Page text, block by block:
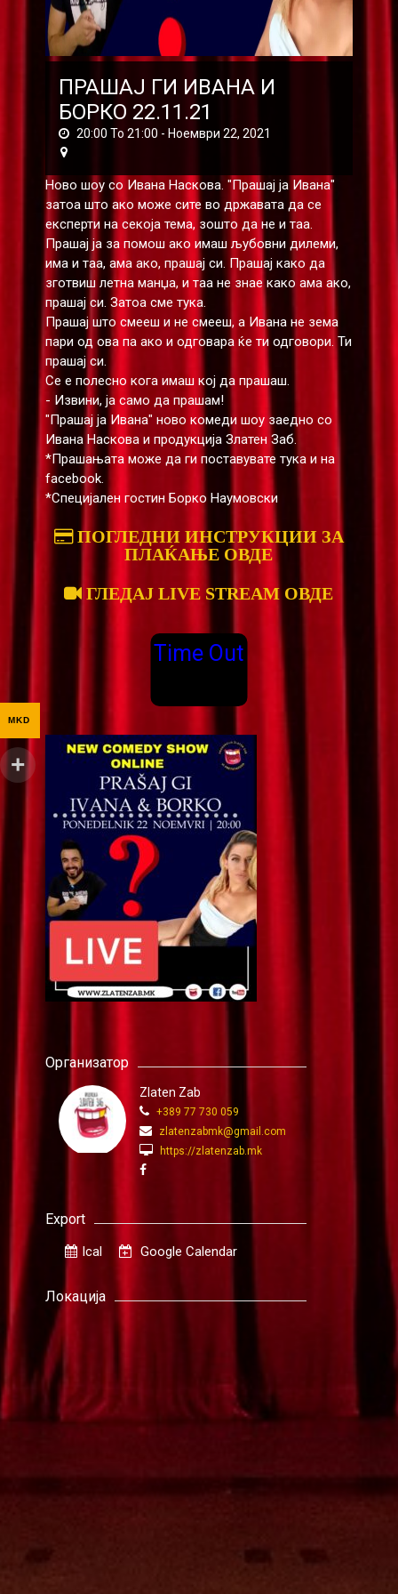
ПРАШАЈ ГИ ИВАНА И
БОРКО 22.11.21
20:00 To 21:00 - Ноември 22, 2021
Ново шоу со Ивана Наскова. "Прашај ја Ивана"
затоа што ако може сите во државата да се
експерти на секоја тема, зошто да не и таа.
Прашај ја за помош ако имаш љубовни дилеми,
има и таа, ама ако, прашај си. Прашај како да
зготвиш летна манџа, и таа не знае како ама ако,
прашај си. Затоа сме тука.
Прашај што смееш и не смееш, а Ивана не зема
пари од ова па ако и одговара ќе ти одговори. Ти
прашај си.
Се е полесно кога имаш кој да прашаш.
- Извини, ја само да прашам!
"Прашај ја Ивана" ново комеди шоу заедно со
Ивана Наскова и продукција Златен Заб.
*Прашањата може да ги поставувате тука и на
facebook.
*Специјален гостин Борко Наумовски
ПОГЛЕДНИ ИНСТРУКЦИИ ЗА
ПЛАЌАЊЕ ОВДЕ
ГЛЕДАЈ LIVE STREAM ОВДЕ
Time Out
Организатор
Zlaten Zab
+389 77 730 059
zlatenzabmk@gmail.com
https://zlatenzab.mk
Export
Ical Google Calendar
Локација
MKD